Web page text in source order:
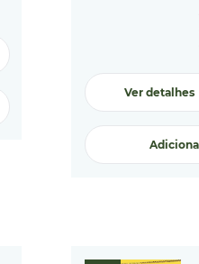
Ver detalhes